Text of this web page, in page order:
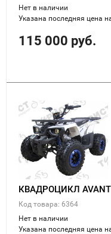
Нет в наличии
Указана последняя цена
115 000 руб.
КВАДРОЦИКЛ
Код товара: 6364
Нет в наличии
Указана последняя цена